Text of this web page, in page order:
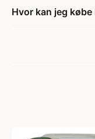
Hvor kan jeg købe